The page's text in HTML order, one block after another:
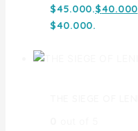
$45.000.$40.000
$40.000.